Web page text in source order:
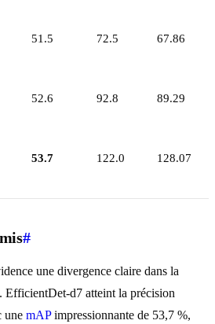
51.5 72.5 67.86
52.6 92.8 89.29
53.7 122.0 128.07
#
une divergence claire dans la
EfficientDet-d7 atteint la précision
une mAPimpressionnante de 53,7 %,